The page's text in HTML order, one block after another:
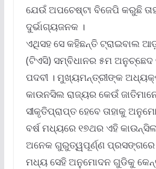
ଯେଉଁ ଅପଚେଷ୍ଟା ବିଜେପି କରୁଛି
ଦୁର୍ଭାଗ୍ୟଜନକ ।
ଏଥିସହ ସେ କହିଛନ୍ତି ଟ୍ରାଇବାଲ
(ଟିଏସି) ସମ୍ବିଧାନର ୫ମ ଅନୁଚ୍ଛେଦ
ପଦବୀ । ମୁଖ୍ୟମନ୍ତ୍ରୀଙ୍କ
କାଉନସିଲ ରାଜ୍ୟର କେଉଁ
ସୀକୃତିପ୍ରାପ୍ତ ହେବେ ତାହାକୁ
ବର୍ଷ ମଧ୍ୟରେ ୧୭ଥର ଏହି
ଅନେକ ଗୁରୁତ୍ୱପୂର୍ଣ୍ଣ ପ୍ରସଙ୍ଗରେ
ମଧ୍ୟ ସେହି ଅନୁମୋଦନ ଗୁଡିକୁ